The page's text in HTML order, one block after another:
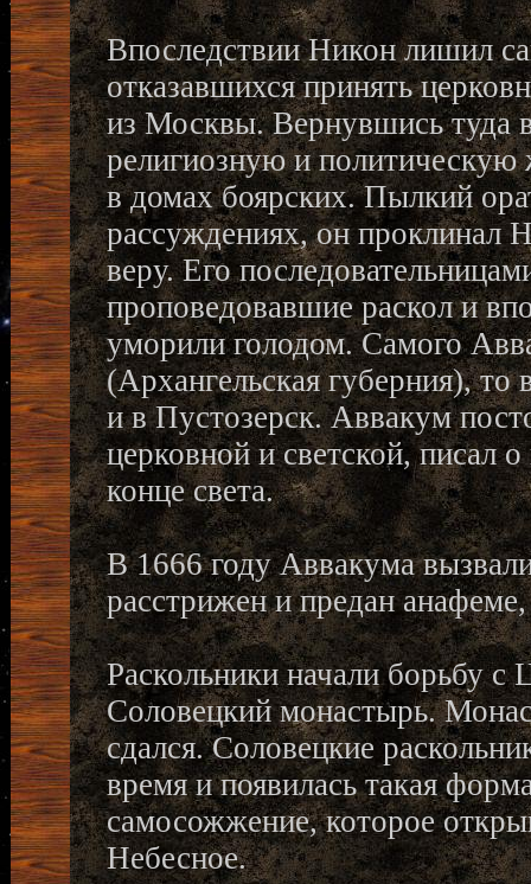
Впоследствии Никон лишил
отказавшихся принять
из Москвы. Вернувшись туда
религиозную и
в домах боярских. Пылкий
рассуждениях, он проклинал
веру. Его
проповедовавшие раскол и
уморили голодом. Самого
(Архангельская губерния),
и в Пустозерск. Аввакум
церковной и светской, писал
конце света.
В 1666 году Аввакума
расстрижен и предан
Раскольники начали борьбу
Соловецкий монастырь.
сдался. Соловецкие
время и появилась такая
самосожжение, которое
Небесное.